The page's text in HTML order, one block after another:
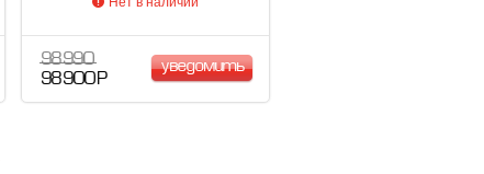
98 990
98 900 Р
уведомить